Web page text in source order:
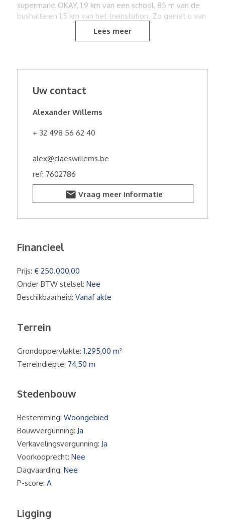
supermarkt OKAY, 1,9 km van een school, 85 m van de
bushalte en 1,5 km van het treinstation. Zo geniet u van
rust en ruimte, zonder concessies te doen aan
bereikbaarheid. Alle documenten zijn beschikbaar op
vandaag nog contact op voor meer informatie of een
Lees meer
Uw contact
Alexander Willems
+ 32 498 56 62 40
alex@claeswillems.be
ref: 7602786
Vraag meer informatie
Financieel
Prijs: € 250.000,00
Onder BTW stelsel: Nee
Beschikbaarheid: Vanaf akte
Terrein
Grondoppervlakte: 1.295,00 m²
Terreindiepte: 74,50 m
Stedenbouw
Bestemming: Woongebied
Bouwvergunning: Ja
Verkavelingsvergunning: Ja
Voorkooprecht: Nee
Dagvaarding: Nee
P-score: A
Ligging